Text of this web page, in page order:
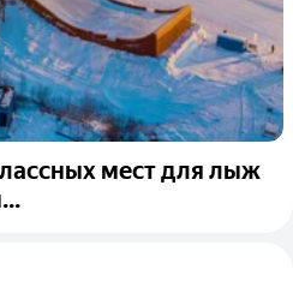
мест для лыж